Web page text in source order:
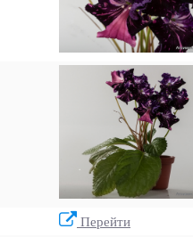
Перейти